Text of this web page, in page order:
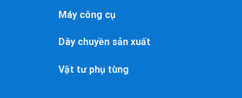
Máy công cụ
Dây chuyền sản xuất
Vật tư phụ tùng